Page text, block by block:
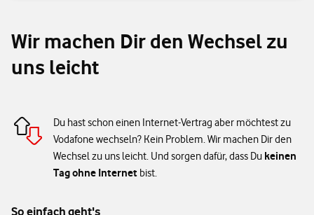
Wir machen Dir den Wechsel zu
uns leicht
Du hast schon einen Internet-Vertrag aber möchtest zu
Vodafone wechseln? Kein Problem. Wir machen Dir den
Wechsel zu uns leicht. Und sorgen dafür, dass Du keinen
Tag ohne Internet bist.
So einfach geht's